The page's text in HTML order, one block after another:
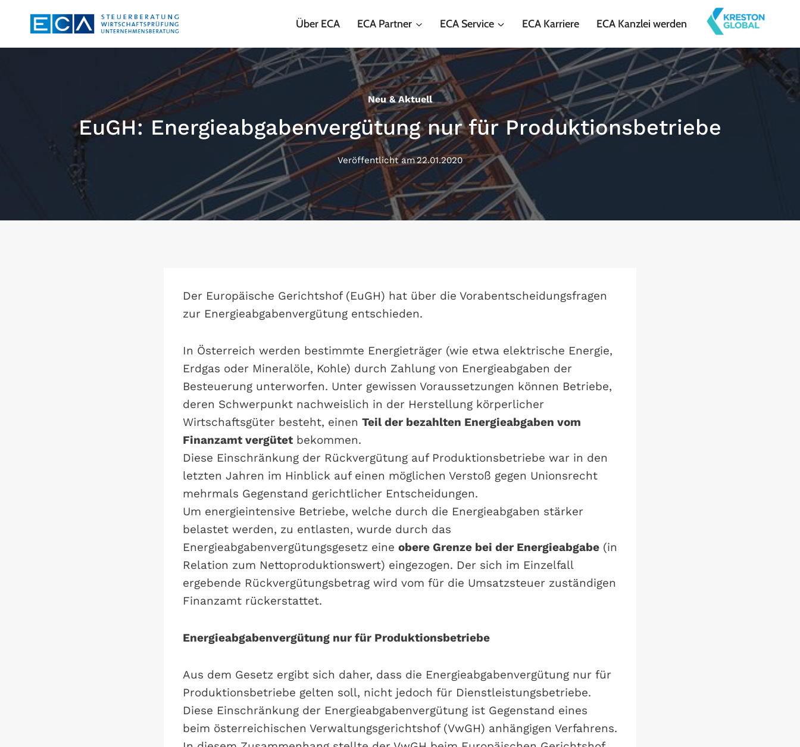
Über ECA ECA Partner ECA Service ECA Karriere ECA Kanzlei werden
Neu & Aktuell
EuGH: Energieabgabenvergütung nur für Produktionsbetriebe
Veröffentlicht am22.01.2020
Der Europäische Gerichtshof (EuGH) hat über die Vorabentscheidungsfragen
zur Energieabgabenvergütung entschieden.
In Österreich werden bestimmte Energieträger (wie etwa elektrische Energie,
Erdgas oder Mineralöle, Kohle) durch Zahlung von Energieabgaben der
Besteuerung unterworfen. Unter gewissen Voraussetzungen können Betriebe,
deren Schwerpunkt nachweislich in der Herstellung körperlicher
Wirtschaftsgüter besteht, einen Teil der bezahlten Energieabgaben vom
Finanzamt vergütet bekommen.
Diese Einschränkung der Rückvergütung auf Produktionsbetriebe war in den
letzten Jahren im Hinblick auf einen möglichen Verstoß gegen Unionsrecht
mehrmals Gegenstand gerichtlicher Entscheidungen.
Um energieintensive Betriebe, welche durch die Energieabgaben stärker
belastet werden, zu entlasten, wurde durch das
Energieabgabenvergütungsgesetz eine obere Grenze bei der Energieabgabe (in
Relation zum Nettoproduktionswert) eingezogen. Der sich im Einzelfall
ergebende Rückvergütungsbetrag wird vom für die Umsatzsteuer zuständigen
Finanzamt rückerstattet.
Energieabgabenvergütung nur für Produktionsbetriebe
Aus dem Gesetz ergibt sich daher, dass die Energieabgabenvergütung nur für
Produktionsbetriebe gelten soll, nicht jedoch für Dienstleistungsbetriebe.
Diese Einschränkung der Energieabgabenvergütung ist Gegenstand eines
beim österreichischen Verwaltungsgerichtshof (VwGH) anhängigen Verfahrens.